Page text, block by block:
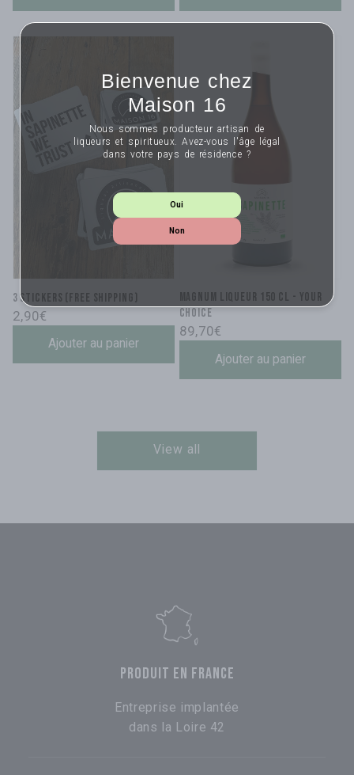
Bienvenue chez
Maison 16
Nous sommes producteur artisan de
liqueurs et spiritueux. Avez-vous l'âge légal
dans votre pays de résidence ?
Oui
Non
3 stickers (free shipping)
Regular
2,90€
Ajouter au panier
Magnum liqueur 150 cl - your
choice
Regular
89,70€
Ajouter au panier
View all
PRODUIT EN FRANCE
Entreprise implantée
dans la Loire 42